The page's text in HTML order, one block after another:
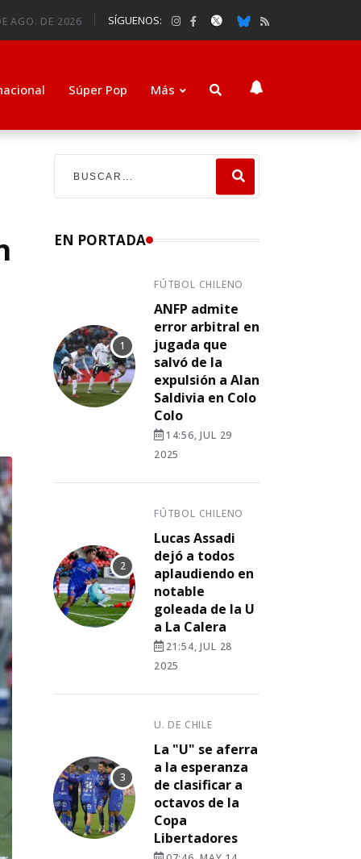
AGO. DE 2026 SÍGUENOS:
Súper Pop Más
EN PORTADA
FÚTBOL CHILENO
ANFP admite
error arbitral en
jugada que
salvó de la
expulsión a Alan
Saldivia en Colo
Colo
14:56, JUL 29
2025
FÚTBOL CHILENO
Lucas Assadi
dejó a todos
aplaudiendo en
notable
goleada de la U
a La Calera
21:54, JUL 28
2025
U. DE CHILE
La "U" se aferra
a la esperanza
de clasificar a
octavos de la
Copa
Libertadores